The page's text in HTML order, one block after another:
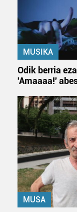
MUSIKA
Odik berria
'Amaaaa!'
MUSA